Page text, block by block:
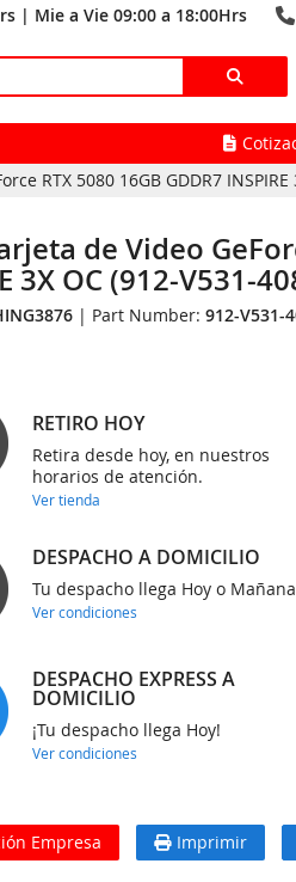
| Mie a Vie 09:00 a 18:00Hrs
RTX 5080 16GB GDDR7 INSPIRE
de Video
3X OC (912-V531-
| Part Number:912-V531-
RETIRO HOY
Retira desde hoy, en nuestros
horarios de atención.
Ver tienda
DESPACHO A DOMICILIO
Tu despacho llega Hoy o Mañana
Ver condiciones
DESPACHO EXPRESS A
DOMICILIO
¡Tu despacho llega Hoy!
Ver condiciones
Empresa Imprimir